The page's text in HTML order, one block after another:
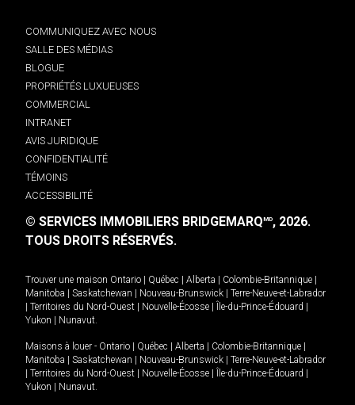
COMMUNIQUEZ AVEC NOUS
SALLE DES MÉDIAS
BLOGUE
PROPRIÉTÉS LUXUEUSES
COMMERCIAL
INTRANET
AVIS JURIDIQUE
CONFIDENTIALITÉ
TÉMOINS
ACCESSIBILITÉ
© SERVICES IMMOBILIERS BRIDGEMARQMD, 2026.
TOUS DROITS RÉSERVÉS.
Trouver une maison Ontario Québec Alberta Colombie-Britannique
Manitoba
Saskatchewan Nouveau-Brunswick
Terre-Neuve-et-Labrador
Territoires du Nord-Ouest Nouvelle-Écosse Île-du-Prince-Édouard
Yukon
Nunavut.
Maisons à louer - Ontario Québec Alberta Colombie-Britannique
Manitoba
Saskatchewan Nouveau-Brunswick
Terre-Neuve-et-Labrador
Territoires du Nord-Ouest Nouvelle-Écosse Île-du-Prince-Édouard
Yukon
Nunavut.